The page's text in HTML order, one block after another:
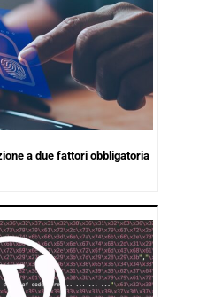
a due fattori obbligatoria